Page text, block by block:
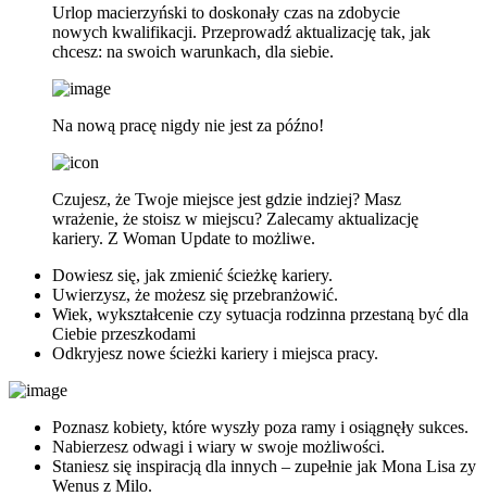
Urlop macierzyński to doskonały czas na zdobycie
nowych kwalifikacji. Przeprowadź aktualizację tak, jak
chcesz: na swoich warunkach, dla siebie.
Na nową pracę nigdy nie jest za późno!
Czujesz, że Twoje miejsce jest gdzie indziej? Masz
wrażenie, że stoisz w miejscu? Zalecamy aktualizację
kariery. Z Woman Update to możliwe.
Dowiesz się, jak zmienić ścieżkę kariery.
Uwierzysz, że możesz się przebranżowić.
Wiek, wykształcenie czy sytuacja rodzinna przestaną być dla
Ciebie przeszkodami
Odkryjesz nowe ścieżki kariery i miejsca pracy.
Poznasz kobiety, które wyszły poza ramy i osiągnęły sukces.
Nabierzesz odwagi i wiary w swoje możliwości.
Staniesz się inspiracją dla innych – zupełnie jak Mona Lisa zy
Wenus z Milo.